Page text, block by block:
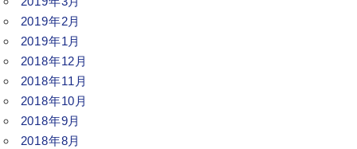
2019年2月
2019年1月
2018年12月
2018年11月
2018年10月
2018年9月
2018年8月